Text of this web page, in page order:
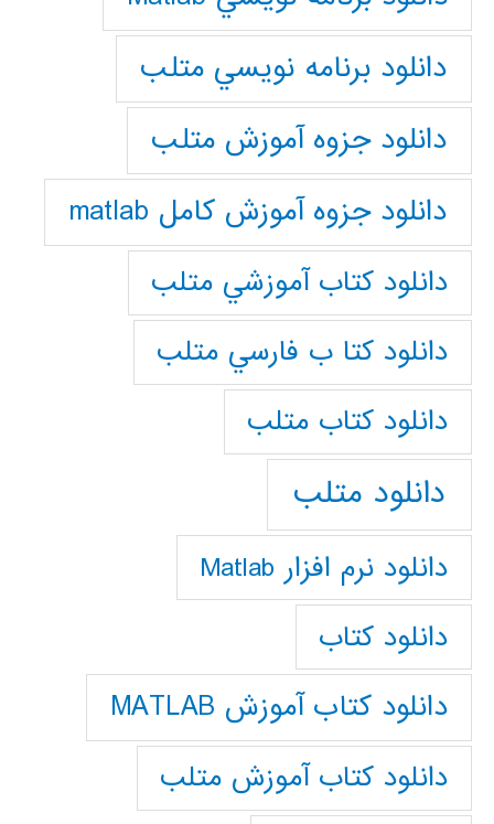
دانلود برنامه نويسي متلب
دانلود جزوه آموزش متلب
دانلود جزوه آموزش کامل matlab
دانلود كتاب آموزشي متلب
دانلود كتا ب فارسي متلب
دانلود كتاب متلب
دانلود متلب
دانلود نرم افزار Matlab
دانلود کتاب
دانلود کتاب آموزش MATLAB
دانلود کتاب آموزش متلب